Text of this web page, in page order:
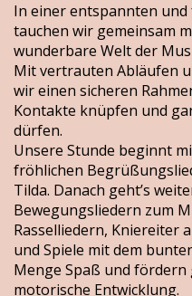
In einer entspannten
tauchen wir gemeinsam
wunderbare Welt der
Mit vertrauten Abläufen
wir einen sicheren
Kontakte knüpfen und
dürfen.
Unsere Stunde beginnt
fröhlichen
Tilda. Danach geht’s
Bewegungsliedern zum
Rasselliedern, Kniereiter
und Spiele mit dem
Menge Spaß und fördern
motorische Entwicklung.